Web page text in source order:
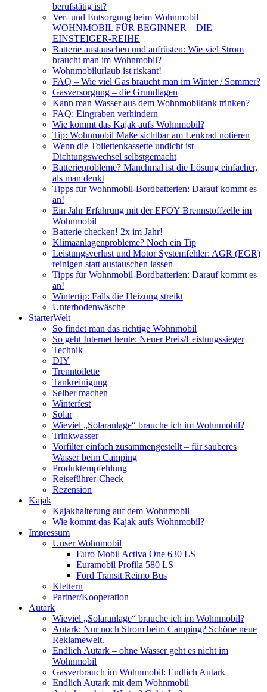
berufstätig ist?
Ver- und Entsorgung beim Wohnmobil –
WOHNMOBIL FÜR BEGINNER – DIE
EINSTEIGER-REIHE
Batterie austauschen und aufrüsten: Wie viel Strom
braucht man im Wohnmobil?
Wohnmobilurlaub ist riskant!
FAQ – Wie viel Gas braucht man im Winter / Sommer?
Gasversorgung – die Grundlagen
Kann man Wasser aus dem Wohnmobiltank trinken?
FAQ: Eingraben verhindern
Wie kommt das Kajak aufs Wohnmobil?
Tip: Wohnmobil Maße sichtbar am Lenkrad notieren
Wenn die Toilettenkassette undicht ist –
Dichtungswechsel selbstgemacht
Batterieprobleme? Manchmal ist die Lösung einfacher,
als man denkt
Tipps für Wohnmobil-Bordbatterien: Darauf kommt es
an!
Ein Jahr Erfahrung mit der EFOY Brennstoffzelle im
Wohnmobil
Batterie checken! 2x im Jahr!
Klimaanlagenprobleme? Noch ein Tip
Leistungsverlust und Motor Systemfehler: AGR (EGR)
reinigen statt austauschen lassen
Tipps für Wohnmobil-Bordbatterien: Darauf kommt es
an!
Wintertip: Falls die Heizung streikt
Unterbodenwäsche
StarterWelt
So findet man das richtige Wohnmobil
So geht Internet heute: Neuer Preis/Leistungssieger
Technik
DIY
Trenntoilette
Tankreinigung
Selber machen
Winterfest
Solar
Wieviel „Solaranlage“ brauche ich im Wohnmobil?
Trinkwasser
Vorfilter einfach zusammengestellt – für sauberes
Wasser beim Camping
Produktempfehlung
Reiseführer-Check
Rezension
Kajak
Kajakhalterung auf dem Wohnmobil
Wie kommt das Kajak aufs Wohnmobil?
Impressum
Unser Wohnmobil
Euro Mobil Activa One 630 LS
Euramobil Profila 580 LS
Ford Transit Reimo Bus
Klettern
Partner/Kooperation
Autark
Wieviel „Solaranlage“ brauche ich im Wohnmobil?
Autark: Nur noch Strom beim Camping? Schöne neue
Reklamewelt.
Endlich Autark – ohne Wasser geht es nicht im
Wohnmobil
Gasverbrauch im Wohnmobil: Endlich Autark
Endlich Autark mit dem Wohnmobil